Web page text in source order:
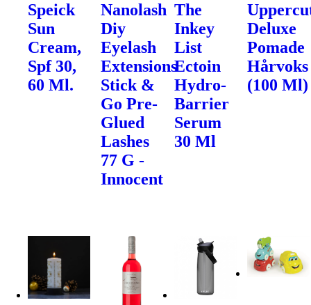
Speick
Sun
Cream,
Spf 30,
60 Ml.
Nanolash
Diy
Eyelash
Extensions
Stick &
Go Pre-
Glued
Lashes
77 G -
Innocent
The
Inkey
List
Ectoin
Hydro-
Barrier
Serum
30 Ml
Deluxe
Pomade
Hårvoks
(100 Ml)